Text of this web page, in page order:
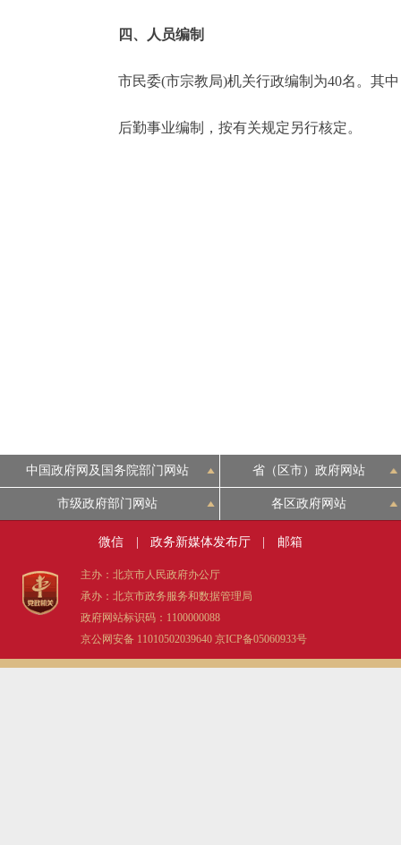
四、人员编制
市民委(市宗教局)机关行政编制为40名。其中
后勤事业编制，按有关规定另行核定。
中国政府网及国务院部门网站 省（区市）政府网站
市级政府部门网站 各区政府网站
微信 政务新媒体发布厅 邮箱
主办：北京市人民政府办公厅
承办：北京市政务服务和数据管理局
政府网站标识码：1100000088
京公网安备 11010502039640 京ICP备05060933号